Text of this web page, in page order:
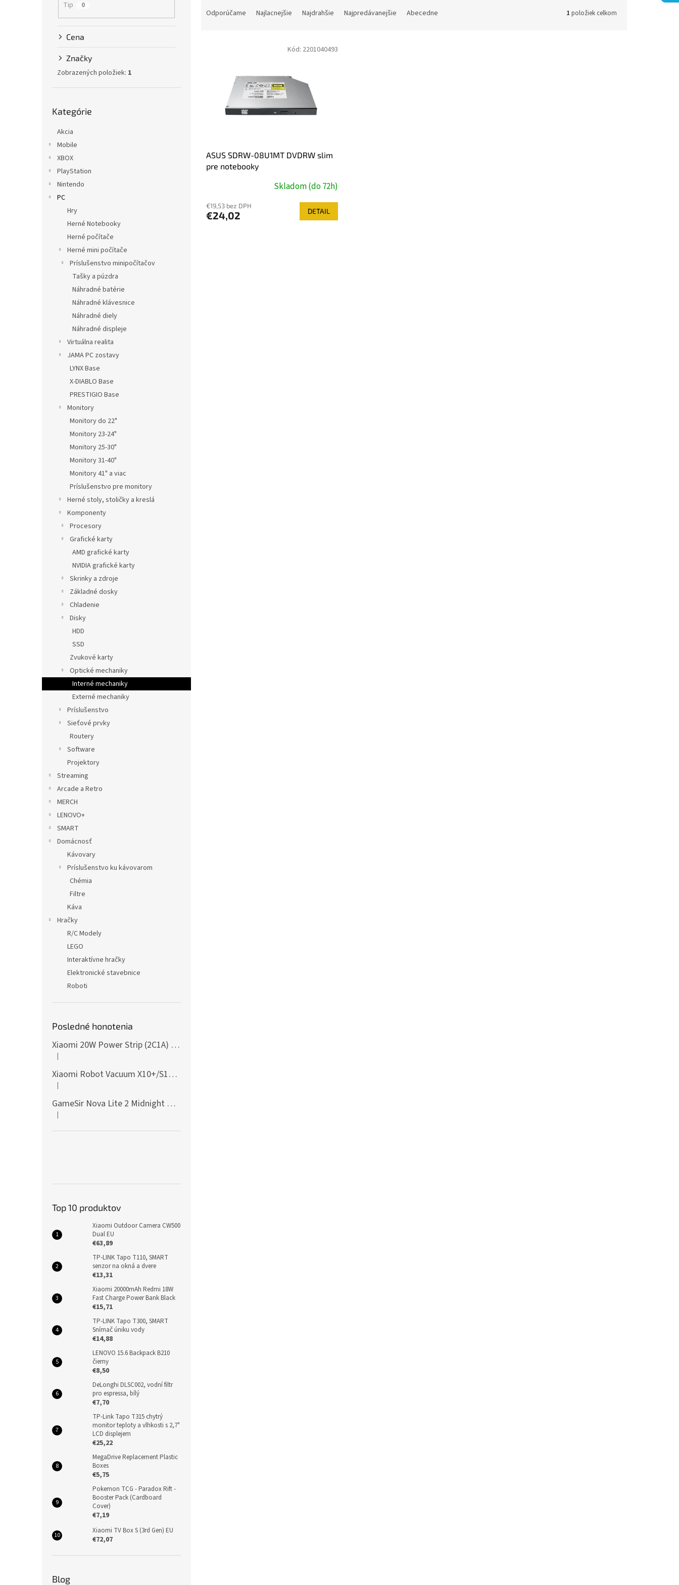
Tip 0
Cena
Značky
Zobrazených položiek: 1
kategórie
Kategórie
Akcia
Mobile
XBOX
PlayStation
Nintendo
PC
Hry
Herné Notebooky
Herné počítače
Herné mini počítače
Príslušenstvo minipočítačov
Tašky a púzdra
Náhradné batérie
Náhradné klávesnice
Náhradné diely
Náhradné displeje
Virtuálna realita
JAMA PC zostavy
LYNX Base
X-DIABLO Base
PRESTIGIO Base
Monitory
Monitory do 22"
Monitory 23-24"
Monitory 25-30"
Monitory 31-40"
Monitory 41" a viac
Príslušenstvo pre monitory
Herné stoly, stoličky a kreslá
Komponenty
Procesory
Grafické karty
AMD grafické karty
NVIDIA grafické karty
Skrinky a zdroje
Základné dosky
Chladenie
Disky
HDD
SSD
Zvukové karty
Optické mechaniky
Interné mechaniky
Externé mechaniky
Príslušenstvo
Sieťové prvky
Routery
Software
Projektory
Streaming
Arcade a Retro
MERCH
LENOVO+
SMART
Domácnosť
Kávovary
Príslušenstvo ku kávovarom
Chémia
Filtre
Káva
Hračky
R/C Modely
LEGO
Interaktívne hračky
Elektronické stavebnice
Roboti
Posledné honotenia
Xiaomi 20W Power Strip (2C1A) EU
Hodnotenie produktu je 5 z 5 hviezdičiek.
|
Xiaomi Robot Vacuum X10+/S10+/X10/X20+ Side Brush
Hodnotenie produktu je 5 z 5 hviezdičiek.
|
GameSir Nova Lite 2 Midnight Gray
Hodnotenie produktu je 5 z 5 hviezdičiek.
|
Top 10 produktov
Xiaomi Outdoor Camera CW500
Dual EU
€63,89
TP-LINK Tapo T110, SMART
senzor na okná a dvere
€13,31
Xiaomi 20000mAh Redmi 18W
Fast Charge Power Bank Black
€15,71
TP-LINK Tapo T300, SMART
Snímač úniku vody
€14,88
LENOVO 15.6 Backpack B210
čierny
€8,50
DeLonghi DLSC002, vodní filtr
pro espressa, bílý
€7,70
TP-Link Tapo T315 chytrý
monitor teploty a vlhkosti s 2,7"
LCD displejem
€25,22
MegaDrive Replacement Plastic
Boxes
€5,75
Pokemon TCG - Paradox Rift -
Booster Pack (Cardboard
Cover)
€7,19
Xiaomi TV Box S (3rd Gen) EU
€72,07
Blog
Odporúčame Najlacnejšie Najdrahšie Najpredávanejšie Abecedne 1 položiek celkom
ASUS SDRW-08U1MT DVDRW slim
pre notebooky
Skladom (do 72h)
€19,53 bez DPH
€24,02 DETAIL
Kód: 2201040493